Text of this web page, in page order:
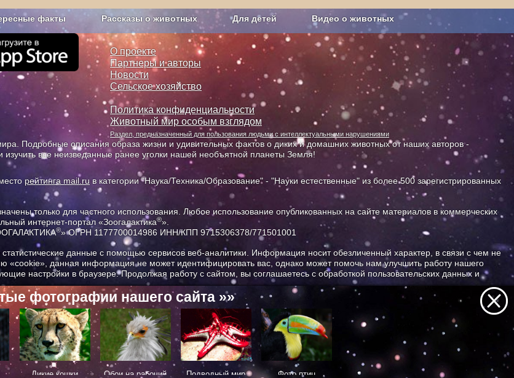
факты Рассказы о животных Для детей Видео о животных
О проекте Сельское хозяйство
О проекте
Партнеры и авторы
Новости
Сельское хозяйство
Политика конфиденциальности
Животный мир особым взглядом
Раздел, предназначенный для пользования людьми с интеллектуальными нарушениями
Подробные описания образа жизни и удивительных фактов о диких и домашних животных от наших авторов -
все неизведанные ранее уголки нашей необъятной планеты Земля!
рейтинга mail.ru в категории "Наука/Техника/Образование" - "Науки естественные" из более 500 зарегистрированных
только для частного использования. Любое использование опубликованных на сайте материалов в коммерческих
интернет-портал «Зоогалактика®».
®» ОГРН 1177700014986 ИНН/КПП 9715306378/771501001
данные с помощью сервисов веб-аналитики. Информация носит обезличенный характер, в связи с чем не
«cookie», данная информация не может идентифицировать вас, однако может помочь нам улучшить работу нашего
настройки в браузере. Продолжая работу с сайтом, вы соглашаетесь с обработкой пользовательских данных и
фотографии нашего сайта »»
Дикие кошки
Обои на рабочий
Подводный мир Фото птиц
Все самое интересное